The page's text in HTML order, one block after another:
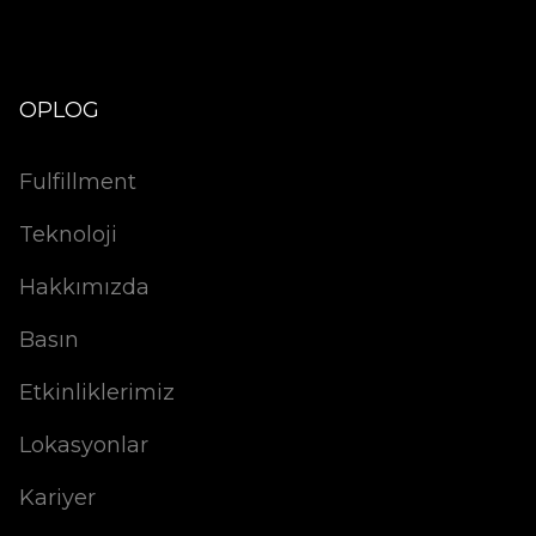
OPLOG
Fulfillment
Teknoloji
Hakkımızda
Basın
Etkinliklerimiz
Lokasyonlar
Kariyer